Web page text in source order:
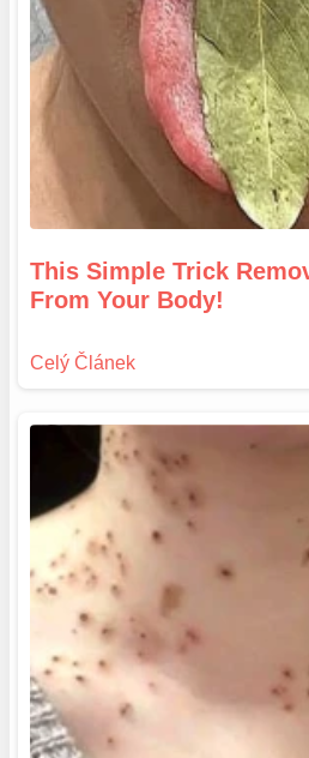
This Simple Trick
From Your Body!